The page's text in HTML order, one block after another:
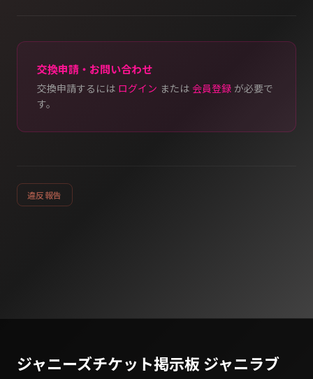
交換申請・お問い合わせ
交換申請するには ログイン または 会員登録 が必要で
す。
違反報告
ジャニーズチケット掲示板 ジャニラブ